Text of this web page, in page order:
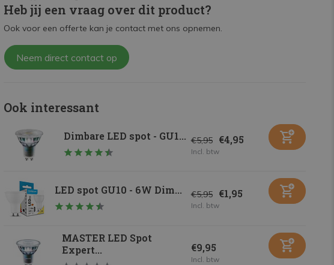
Heb jij een vraag over dit product?
Ook voor een offerte kan je contact met ons opnemen.
Neem direct contact op
Ook interessant
Dimbare LED spot - GU1... €5,95 €4,95
Incl. btw
LED spot GU10 - 6W Dim... €5,95 €1,95
Incl. btw
MASTER LED Spot
Expert...
€9,95
Incl. btw